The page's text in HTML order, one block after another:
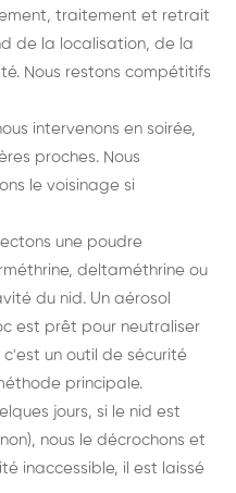
traitement et retrait
de la localisation, de la
Nous restons compétitifs
intervenons en soirée,
proches. Nous
le voisinage si
une poudre
deltaméthrine ou
du nid. Un aérosol
est prêt pour neutraliser
c'est un outil de sécurité
principale.
jours, si le nid est
nous le décrochons et
inaccessible, il est laissé